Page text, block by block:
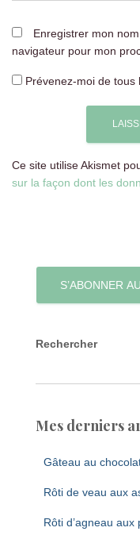
Enregistrer mon
navigateur pour mon
Prévenez-moi de tous
Ce site utilise Akismet
sur la façon dont les
S’ABONNER
Rechercher
Mes derniers
Gâteau au
Rôti de veau aux
Rôti d’agneau